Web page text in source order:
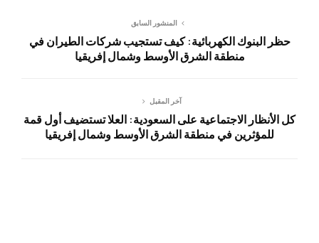
المنشور السابق
حظر البنوك الكهربائية: كيف تستجيب شركات الطيران في
منطقة الشرق الأوسط وشمال إفريقيا
آخر المقبل
كل الأنظار الاجتماعية على السعودية: العلا تستضيف أول قمة
للمؤثرين في منطقة الشرق الأوسط وشمال إفريقيا